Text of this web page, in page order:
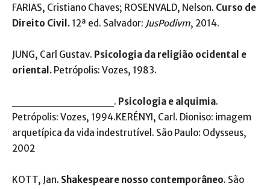
FARIAS, Cristiano Chaves; ROSENVALD, Nelson. Curso de
Direito Civil. 12ª ed. Salvador: JusPodivm, 2014.
JUNG, Carl Gustav. Psicologia da religião ocidental e
oriental. Petrópolis: Vozes, 1983.
_____________. Psicologia e alquimia.
Petrópolis: Vozes, 1994.KERÉNYI, Carl. Dioniso: imagem
arquetípica da vida indestrutível. São Paulo: Odysseus,
2002
KOTT, Jan. Shakespeare nosso contemporâneo. São